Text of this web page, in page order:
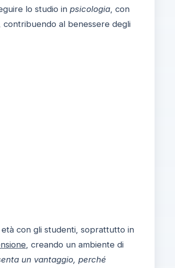
lo studio in psicologia, con
contribuendo al benessere degli
con gli studenti, soprattutto in
, creando un ambiente di
un vantaggio, perché